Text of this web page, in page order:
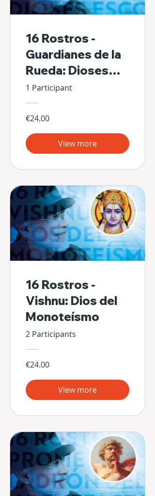
16 Rostros -
Guardianes de la
Rueda: Dioses
Escondidos de Sí
Mismos
1 Participant
€24.00
View more
16 Rostros -
Vishnu: Dios del
Monoteísmo
2 Participants
€24.00
View more